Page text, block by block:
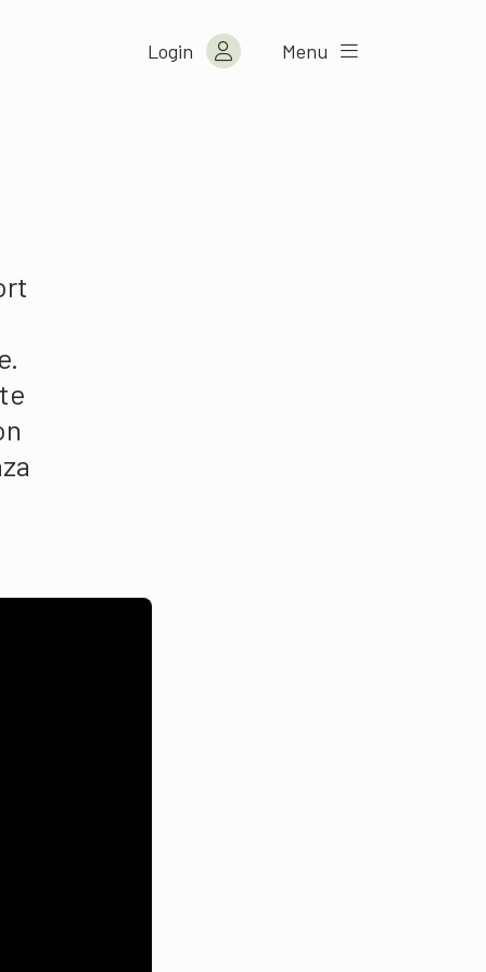
Login Menu